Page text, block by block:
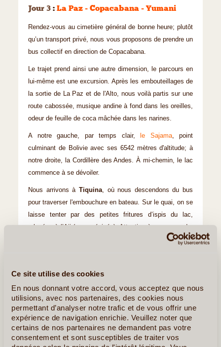
Ce site utilise des cookies
En nous donnant votre accord, vous acceptez que nous
utilisions, avec nos partenaires, des cookies nous
permettant d’analyser notre trafic et de vous offrir une
expérience de navigation enrichie. Veuillez noter que
certains de nos partenaires ne demandent pas votre
consentement et sont susceptibles de traiter vos
Jour 3 : La Paz - Copacabana - Yumani
Rendez-vous au cimetière général de bonne heure; plutôt
qu’un transport privé, nous vous proposons de prendre un
bus collectif en direction de Copacabana.
Le trajet prend ainsi une autre dimension, le parcours en
lui-même est une excursion. Après les embouteillages de
la sortie de La Paz et de l'Alto, nous voilà partis sur une
route cabossée, musique andine à fond dans les oreilles,
odeur de feuille de coca mâchée dans les narines.
A notre gauche, par temps clair, le Sajama, point
culminant de Bolivie avec ses 6542 mètres d'altitude; à
notre droite, la Cordillère des Andes. À mi-chemin, le lac
commence à se dévoiler.
Nous arrivons à Tiquina, où nous descendons du bus
pour traverser l'embouchure en bateau. Sur le quai, on se
laisse tenter par des petites fritures d’ispis du lac,
relevées à l’Aji (sauce épicée). Attention à ne pas perdre
de vue notre bus qui traverse de son côté, si on se laisse
Sur la place principale, nous pouvons choisir pour
déjeuner, entre la trucha du lac au beurre, à l'ail, à la
tomate, ou à la llajwa - sauce piquante incontournable
des Andes... ou encore un ceviche de poisson frais au